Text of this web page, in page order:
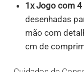
1x Jogo com 4
desenhadas
mão com
cm de